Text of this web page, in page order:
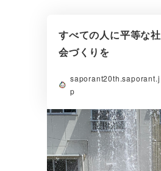
すべての人に平等な社
会づくりを
saporant20th.saporant.j
p